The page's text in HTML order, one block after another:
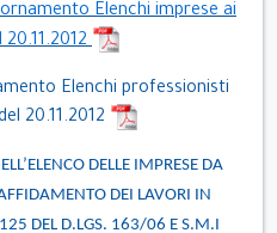
Elenchi imprese ai
20.11.2012
Elenchi professionisti
20.11.2012
DELLE IMPRESE DA
DEI LAVORI IN
125 DEL D.LGS. 163/06 E S.M.I